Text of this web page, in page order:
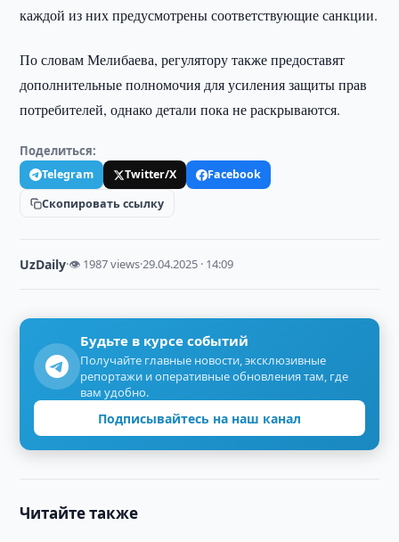
каждой из них предусмотрены соответствующие санкции.
По словам Мелибаева, регулятору также предоставят
дополнительные полномочия для усиления защиты прав
потребителей, однако детали пока не раскрываются.
Поделиться:
Telegram Twitter/X
Facebook
Скопировать ссылку
UzDaily·👁 1987 views·29.04.2025 · 14:09
Будьте в курсе событий
Получайте главные новости, эксклюзивные
репортажи и оперативные обновления там, где
вам удобно.
Подписывайтесь на наш канал
Читайте также